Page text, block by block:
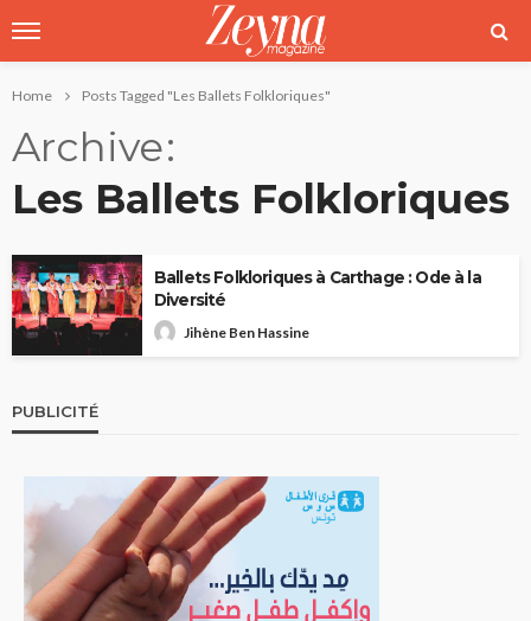
Home Posts Tagged "Les Ballets Folkloriques"
Archive
Les Ballets Folkloriques
Ballets Folkloriques à Carthage : Ode à la
Diversité
Jihène Ben Hassine
PUBLICITÉ